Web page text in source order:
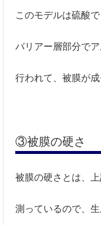
このモデルは硫酸
バリアー層部分で
行われて、被膜が成
③被膜の硬さ
被膜の硬さとは、
測っているので、